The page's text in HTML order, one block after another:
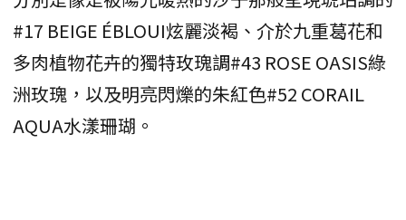
#17 BEIGE ÉBLOUI炫麗淡褐、介於九重葛花和
多肉植物花卉的獨特玫瑰調#43 ROSE OASIS綠
洲玫瑰，以及明亮閃爍的朱紅色#52 CORAIL
AQUA水漾珊瑚。